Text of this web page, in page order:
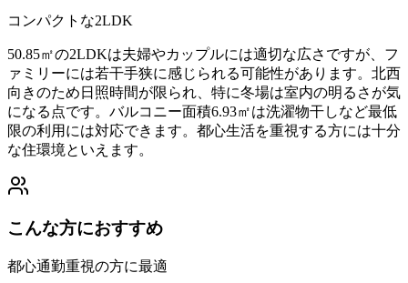
コンパクトな2LDK
50.85㎡の2LDKは夫婦やカップルには適切な広さですが、フ
ァミリーには若干手狭に感じられる可能性があります。北西
向きのため日照時間が限られ、特に冬場は室内の明るさが気
になる点です。バルコニー面積6.93㎡は洗濯物干しなど最低
限の利用には対応できます。都心生活を重視する方には十分
な住環境といえます。
こんな方におすすめ
都心通勤重視の方に最適